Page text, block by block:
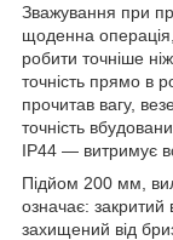
Зважування при
щоденна операція,
робити точніше
точність прямо в
прочитав вагу,
точність
IP44 — витримує
Підйом 200 мм,
означає: закритий
захищений від